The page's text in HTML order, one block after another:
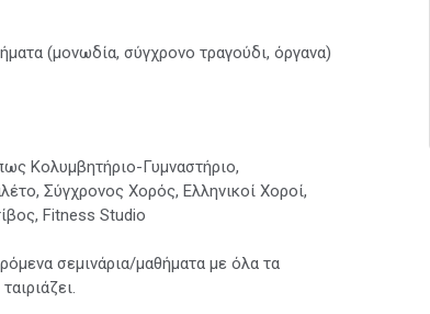
(μονωδία, σύγχρονο τραγούδι, όργανα)
Κολυμβητήριο-Γυμναστήριο,
Σύγχρονος Χορός, Ελληνικοί Χοροί,
Fitness Studio
σεμινάρια/μαθήματα με όλα τα